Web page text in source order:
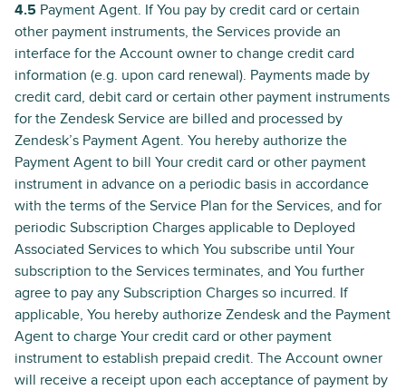
4.5 Payment Agent. If You pay by credit card or certain
other payment instruments, the Services provide an
interface for the Account owner to change credit card
information (e.g. upon card renewal). Payments made by
credit card, debit card or certain other payment instruments
for the Zendesk Service are billed and processed by
Zendesk’s Payment Agent. You hereby authorize the
Payment Agent to bill Your credit card or other payment
instrument in advance on a periodic basis in accordance
with the terms of the Service Plan for the Services, and for
periodic Subscription Charges applicable to Deployed
Associated Services to which You subscribe until Your
subscription to the Services terminates, and You further
agree to pay any Subscription Charges so incurred. If
applicable, You hereby authorize Zendesk and the Payment
Agent to charge Your credit card or other payment
instrument to establish prepaid credit. The Account owner
will receive a receipt upon each acceptance of payment by